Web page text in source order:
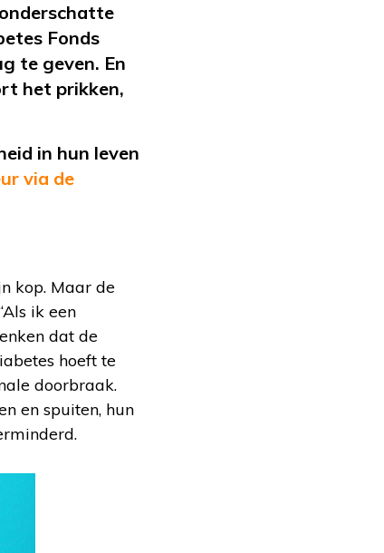
Fonds
te geven. En
het prikken,
in hun leven
via de
kop. Maar de
ik een
dat de
hoeft te
doorbraak.
en spuiten, hun